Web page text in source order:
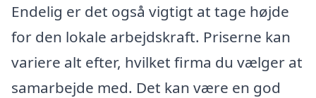
Endelig er det også vigtigt at tage højde
for den lokale arbejdskraft. Priserne kan
variere alt efter, hvilket firma du vælger at
samarbejde med. Det kan være en god